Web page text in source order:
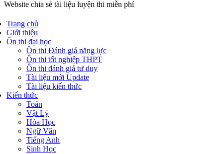
Website chia sẻ tài liệu luyện thi miễn phí
Trang chủ
Giới thiệu
Ôn thi đại học
Ôn thi Đánh giá năng lực
Ôn thi tốt nghiệp THPT
Ôn thi đánh giá tư duy
Tài liệu mới Update
Tài liệu kiến thức
Kiến thức
Toán
Vật Lý
Hóa Học
Ngữ Văn
Tiếng Anh
Sinh Học